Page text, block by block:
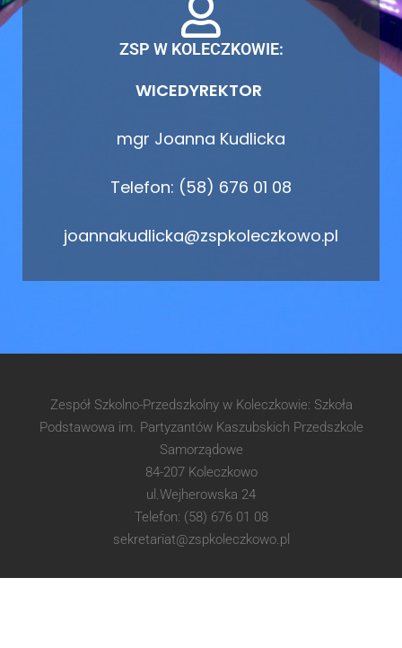
ZSP W KOLECZKOWIE:
WICEDYREKTOR
mgr Joanna Kudlicka
Telefon: (58) 676 01 08
joannakudlicka@zspkoleczkowo.pl
Zespół Szkolno-Przedszkolny w Koleczkowie: Szkoła
Podstawowa im. Partyzantów Kaszubskich Przedszkole
Samorządowe
84-207 Koleczkowo
ul.Wejherowska 24
Telefon: (58) 676 01 08
sekretariat@zspkoleczkowo.pl